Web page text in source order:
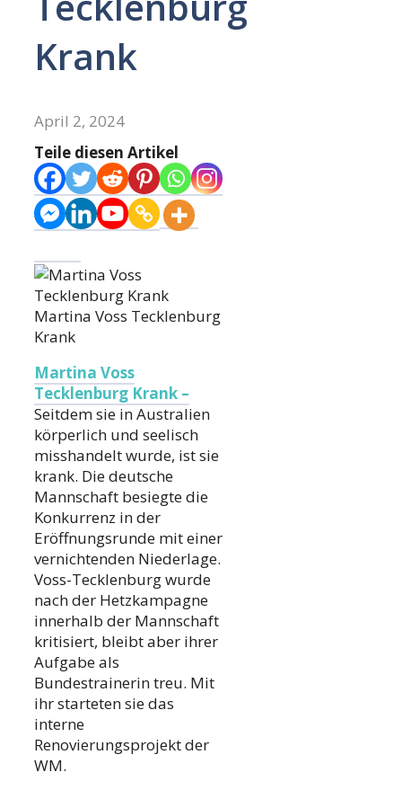
Krank
April 2, 2024
Teile diesen Artikel
Martina Voss Tecklenburg
Krank
Martina Voss
Tecklenburg Krank –
Seitdem sie in Australien
körperlich und seelisch
misshandelt wurde, ist sie
krank. Die deutsche
Mannschaft besiegte die
Konkurrenz in der
Eröffnungsrunde mit einer
vernichtenden Niederlage.
Voss-Tecklenburg wurde
nach der Hetzkampagne
innerhalb der Mannschaft
kritisiert, bleibt aber ihrer
Aufgabe als
Bundestrainerin treu. Mit
ihr starteten sie das
interne
Renovierungsprojekt der
WM.